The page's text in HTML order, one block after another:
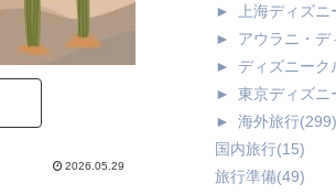
2026.05.29
►
上海ディズニ
►
アウラニ・デ
►
ディズニーク
►
東京ディズニ
►
海外旅行(299)
国内旅行(15)
旅行準備(49)